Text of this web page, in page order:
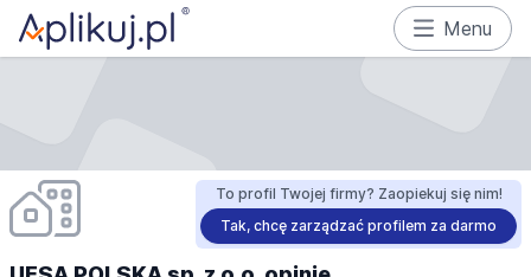
Menu
To profil Twojej firmy? Zaopiekuj się nim!
Tak, chcę zarządzać profilem za darmo